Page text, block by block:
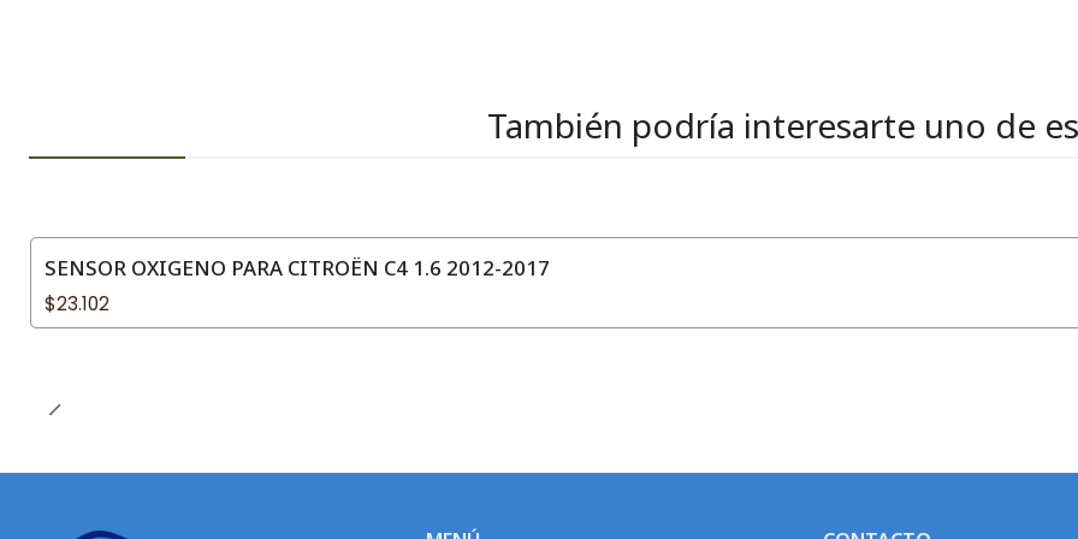
También podría interesarte uno de
SENSOR OXIGENO PARA CITROËN C4 1.6 2012-2017
$23.102